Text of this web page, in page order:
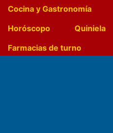
Cocina y Gastronomía
Horóscopo
Quiniela
Farmacias de turno